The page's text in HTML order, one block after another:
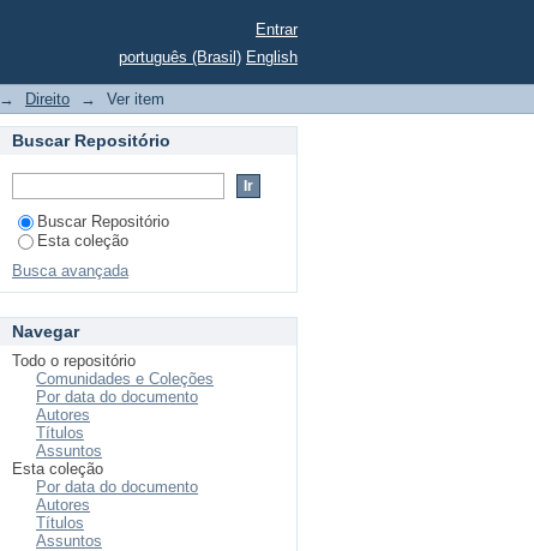
Entrar
português (Brasil) English
→ Direito → Ver item
Buscar Repositório
Buscar Repositório
Esta coleção
Busca avançada
Navegar
Todo o repositório
Comunidades e Coleções
Por data do documento
Autores
Títulos
Assuntos
Esta coleção
Por data do documento
Autores
Títulos
Assuntos